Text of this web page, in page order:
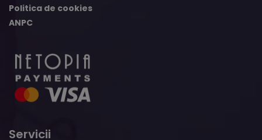
Politica de cookies
ANPC
Servicii